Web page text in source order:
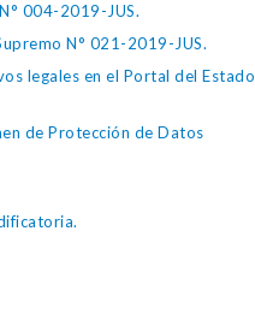
004-2019-JUS.
N° 021-2019-JUS.
legales en el Portal del Estado
de Protección de Datos